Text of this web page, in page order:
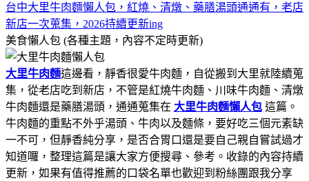
台中大里牛肉麵懶人包，紅燒、清燉、藥膳湯頭通通有，老店
新店一次蒐集，2026持續更新ing
美食懶人包 (各種主題，內容不定時更新)
大里牛肉麵這邊看，靜香很愛牛肉麵，自從搬到大里就陸續蒐
集，從老店吃到新店，不管是紅燒牛肉麵、川味牛肉麵、清燉
牛肉麵還是藥膳湯頭，通通蒐集在 大里牛肉麵懶人包 這篇。
牛肉麵的重點不外乎湯頭、牛肉以及麵條，要好吃三個元素缺
一不可，但靜香純分享，是否合胃口還是要自己親自嘗試過才
知道囉，整理這篇是讓大家方便搜尋、參考。收錄的內容持續
更新，如果有值得推薦的口袋名單也歡迎到粉絲團跟我分享